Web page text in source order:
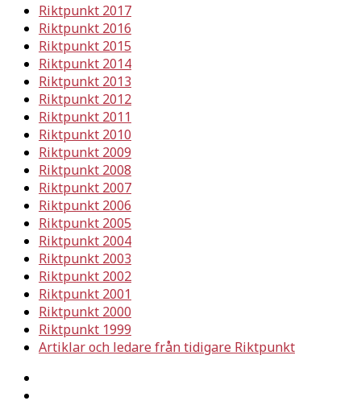
Riktpunkt 2017
Riktpunkt 2016
Riktpunkt 2015
Riktpunkt 2014
Riktpunkt 2013
Riktpunkt 2012
Riktpunkt 2011
Riktpunkt 2010
Riktpunkt 2009
Riktpunkt 2008
Riktpunkt 2007
Riktpunkt 2006
Riktpunkt 2005
Riktpunkt 2004
Riktpunkt 2003
Riktpunkt 2002
Riktpunkt 2001
Riktpunkt 2000
Riktpunkt 1999
Artiklar och ledare från tidigare Riktpunkt